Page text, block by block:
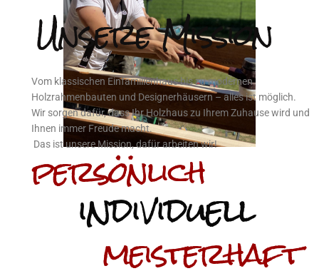
Unsere Mission
Vom klassischen Einfamilienhaus bis zu modernen
Holzrahmenbauten und Designerhäusern – alles ist möglich.
Wir sorgen dafür, dass Ihr Holzhaus zu Ihrem Zuhause wird und
Ihnen immer Freude macht.
Das ist unsere Mission, dafür arbeiten wir!
persönlich
individuell
meisterhaft